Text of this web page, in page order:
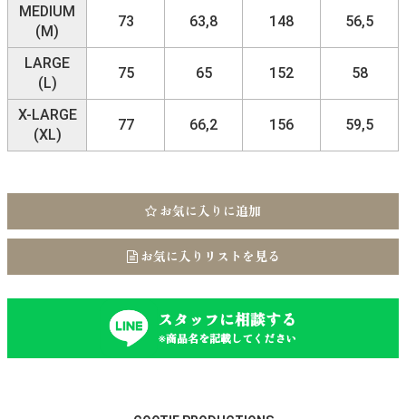
MEDIUM
(M)
73 63,8 148 56,5
LARGE
(L)
75 65 152 58
X-LARGE
(XL)
77 66,2 156 59,5
お気に入りに追加
お気に入りリストを見る
スタッフに相談する
※商品名を記載してください